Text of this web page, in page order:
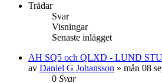
Trådar
Svar
Visningar
Senaste inlägget
AH SQ5 och QLXD - LUND
av Daniel G Johansson » mån 08
0 Svar